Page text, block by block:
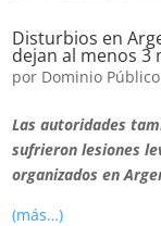
Disturbios en
dejan al menos 3
por Dominio Público
Las autoridades
sufrieron lesiones
organizados en
(más…)